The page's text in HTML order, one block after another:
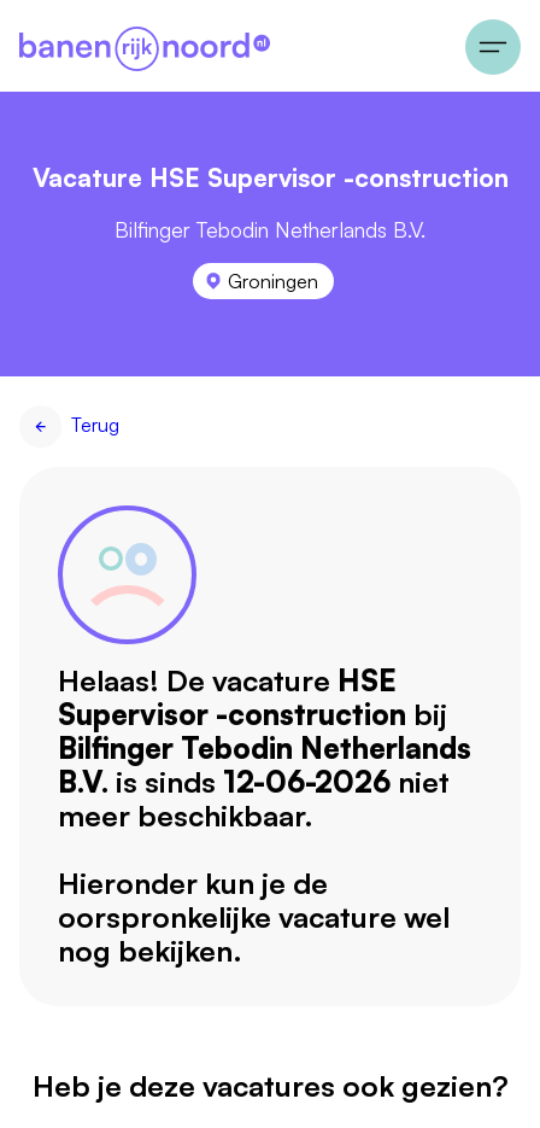
Vacature HSE Supervisor -construction
Bilfinger Tebodin Netherlands B.V.
Groningen
Terug
Helaas! De vacature HSE
Supervisor -construction bij
Bilfinger Tebodin Netherlands
B.V. is sinds 12-06-2026 niet
meer beschikbaar.
Hieronder kun je de
oorspronkelijke vacature wel
nog bekijken.
Heb je deze vacatures ook gezien?